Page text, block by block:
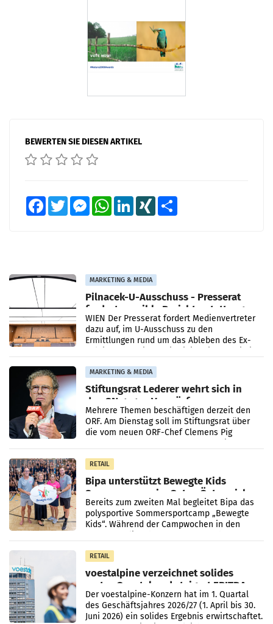
BEWERTEN SIE DIESEN ARTIKEL
FacebookTwitter MessengerWhatsAppLinkedInXING
MARKETING & MEDIA
Pilnacek-U-Ausschuss - Presserat
fordert sensible Berichterstattung
WIEN Der Presserat fordert Medienvertreter
dazu auf, im U-Ausschuss zu den
Ermittlungen rund um das Ableben des Ex-
MARKETING & MEDIA
Stiftungsrat Lederer wehrt sich in
den SN gegen Vorwürfe
Mehrere Themen beschäftigen derzeit den
ORF. Am Dienstag soll im Stiftungsrat über
die vom neuen ORF-Chef Clemens Pig
RETAIL
Bipa unterstützt Bewegte Kids
Sommercamps im Osten Österreichs
Bereits zum zweiten Mal begleitet Bipa das
polysportive Sommersportcamp „Bewegte
Kids“. Während der Campwochen in den
RETAIL
voestalpine verzeichnet solides
erstes Quartal und steigert EBITDA
Der voestalpine-Konzern hat im 1. Quartal
des Geschäftsjahres 2026/27 (1. April bis 30.
Juni 2026) ein solides Ergebnis erwirtschaftet.